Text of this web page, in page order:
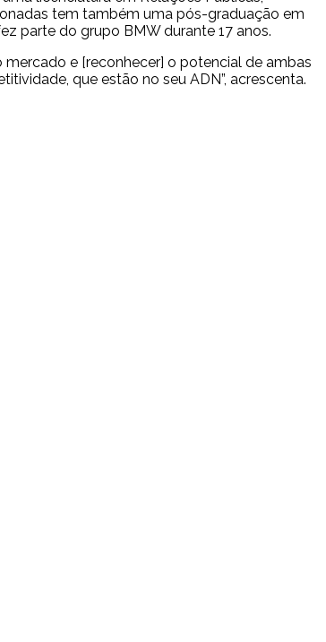
tem também uma pós-graduação em
parte do grupo BMW durante 17 anos.
mercado e [reconhecer] o potencial de ambas
que estão no seu ADN”, acrescenta.